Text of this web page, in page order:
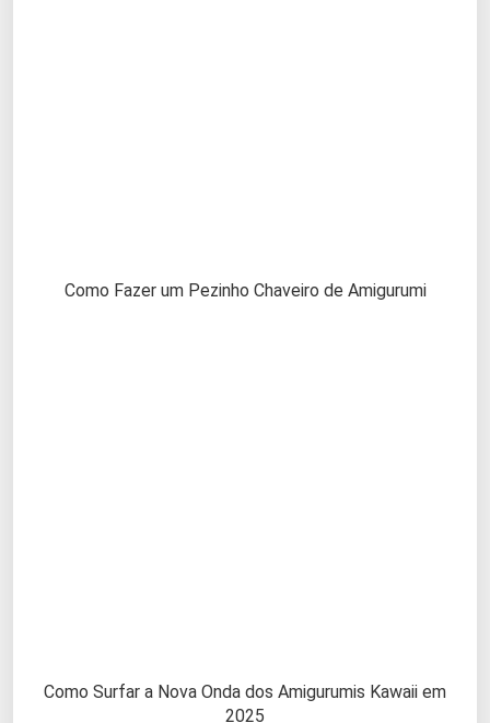
Como Fazer um Pezinho Chaveiro de Amigurumi
Como Surfar a Nova Onda dos Amigurumis Kawaii em
2025